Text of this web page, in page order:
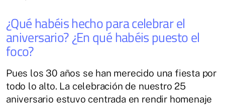
¿Qué habéis hecho para celebrar el
aniversario? ¿En qué habéis puesto el
foco?
Pues los 30 años se han merecido una fiesta por
todo lo alto. La celebración de nuestro 25
aniversario estuvo centrada en rendir homenaje